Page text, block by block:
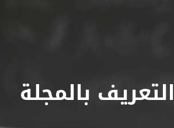
التعريف بالمجلة